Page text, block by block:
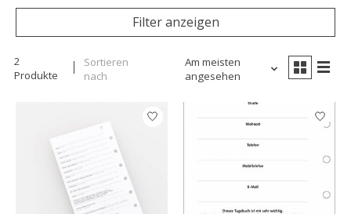
Filter anzeigen
2
Produkte
Sortieren
nach
Am meisten
angesehen